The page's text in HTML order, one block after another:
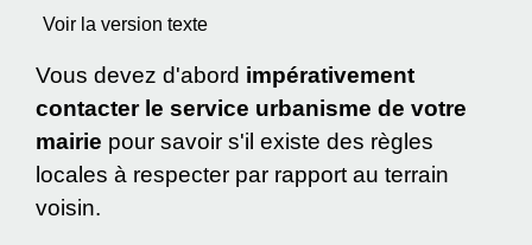
Voir la version texte
Vous devez d'abord impérativement
contacter le service urbanisme de votre
mairie pour savoir s'il existe des règles
locales à respecter par rapport au terrain
voisin.